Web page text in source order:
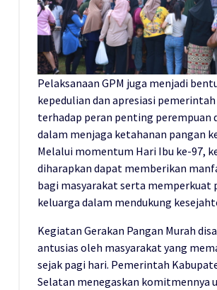
Pelaksanaan GPM juga menjadi
kepedulian dan apresiasi pemerintah
terhadap peran penting perempuan
dalam menjaga ketahanan pangan
Melalui momentum Hari Ibu ke-97,
diharapkan dapat memberikan
bagi masyarakat serta memperkuat
keluarga dalam mendukung
Kegiatan Gerakan Pangan Murah
antusias oleh masyarakat yang
sejak pagi hari. Pemerintah
Selatan menegaskan komitmennya